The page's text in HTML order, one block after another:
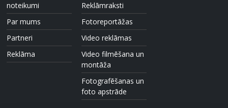
noteikumi
Par mums
Partneri
Reklāma
Reklāmraksti
Fotoreportāžas
Video reklāmas
Video filmēšana un
montāža
Fotografēšanas un
foto apstrāde